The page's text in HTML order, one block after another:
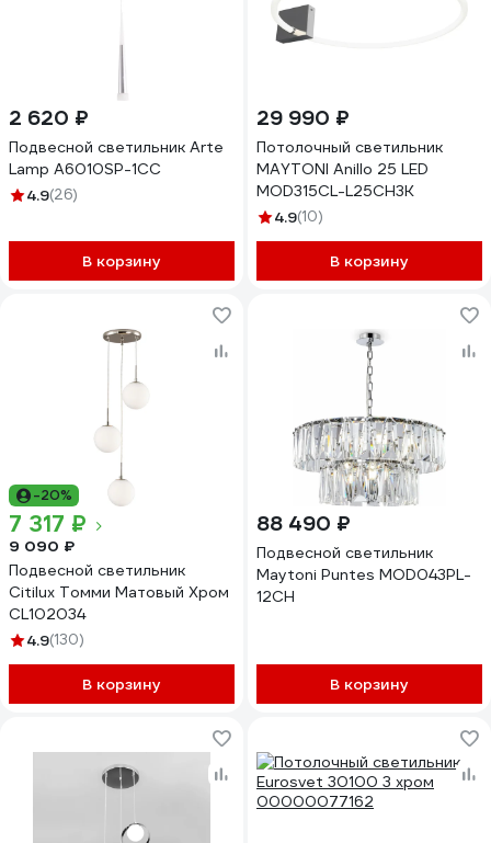
2 620 ₽
Подвесной светильник Arte
Lamp A6010SP-1CC
4.9(26)
В корзину
29 990 ₽
Потолочный светильник
MAYTONI Anillo 25 LED
MOD315CL-L25CH3K
4.9(10)
В корзину
-20%
7 317 ₽
9 090 ₽
Подвесной светильник
Citilux Томми Матовый Хром
CL102034
4.9(130)
В корзину
88 490 ₽
Подвесной светильник
Maytoni Puntes MOD043PL-
12CH
В корзину